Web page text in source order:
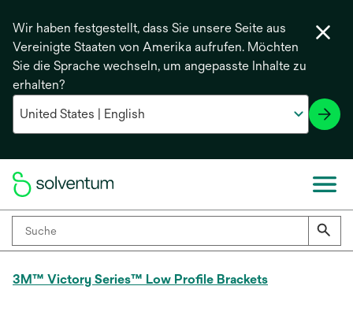
Wir haben festgestellt, dass Sie unsere Seite aus
Vereinigte Staaten von Amerika aufrufen. Möchten
Sie die Sprache wechseln, um angepasste Inhalte zu
erhalten?
3M™ Victory Series™ Low Profile Brackets